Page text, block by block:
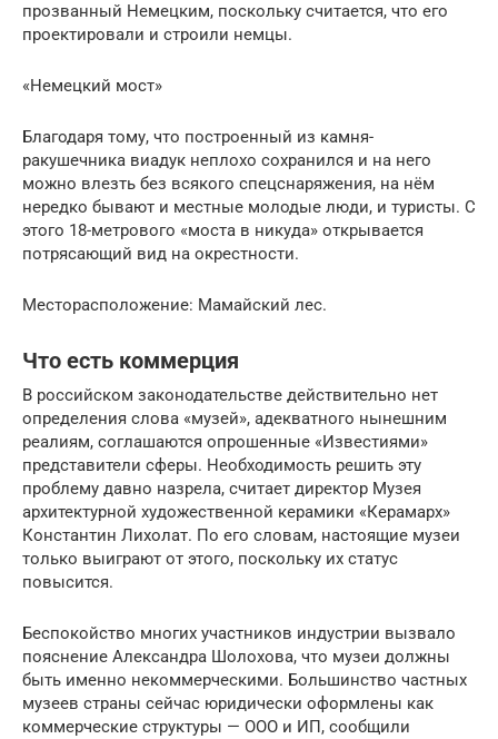
прозванный Немецким, поскольку считается, что его
проектировали и строили немцы.
«Немецкий мост»
Благодаря тому, что построенный из камня-
ракушечника виадук неплохо сохранился и на него
можно влезть без всякого спецснаряжения, на нём
нередко бывают и местные молодые люди, и туристы. С
этого 18-метрового «моста в никуда» открывается
потрясающий вид на окрестности.
Месторасположение: Мамайский лес.
Что есть коммерция
В российском законодательстве действительно нет
определения слова «музей», адекватного нынешним
реалиям, соглашаются опрошенные «Известиями»
представители сферы. Необходимость решить эту
проблему давно назрела, считает директор Музея
архитектурной художественной керамики «Керамарх»
Константин Лихолат. По его словам, настоящие музеи
только выиграют от этого, поскольку их статус
повысится.
Беспокойство многих участников индустрии вызвало
пояснение Александра Шолохова, что музеи должны
быть именно некоммерческими. Большинство частных
музеев страны сейчас юридически оформлены как
коммерческие структуры — ООО и ИП, сообщили